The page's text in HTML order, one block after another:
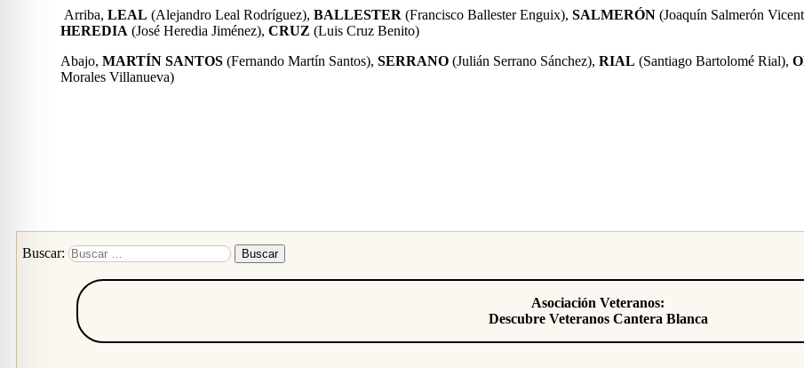
Arriba, LEAL (Alejandro Leal Rodríguez), BALLESTER (Francisco Ballester Enguix), SALMERÓN (Joaquín Salmerón
HEREDIA (José Heredia Jiménez), CRUZ (Luis Cruz Benito)
Abajo, MARTÍN SANTOS (Fernando Martín Santos), SERRANO (Julián Serrano Sánchez), RIAL (Santiago Bartolomé Rial),
Morales Villanueva)
Buscar:
Asociación Veteranos:
Descubre Veteranos Cantera Blanca